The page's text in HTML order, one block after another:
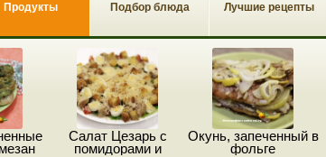
Продукты Подбор блюда Лучшие рецепты
Салат Цезарь с
помидорами и
Окунь, запеченный в
фольге